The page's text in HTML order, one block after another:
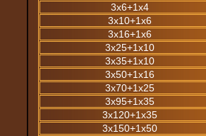
3х6+1х4
3х10+1х6
3х16+1х6
3х25+1х10
3х35+1х10
3х50+1х16
3х70+1х25
3х95+1х35
3х120+1х35
3х150+1х50